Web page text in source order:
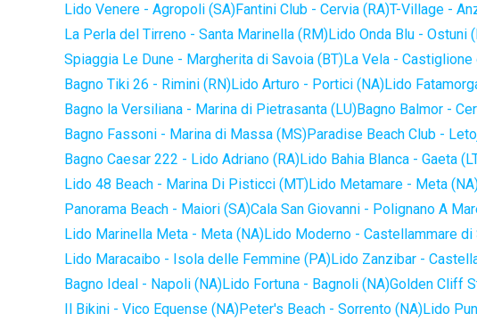
Lido Venere - Agropoli (SA)Fantini Club - Cervia (RA)T-Village -
La Perla del Tirreno - Santa Marinella (RM)Lido Onda Blu - Ostuni
Spiaggia Le Dune - Margherita di Savoia (BT)La Vela - Castiglione
Bagno Tiki 26 - Rimini (RN)Lido Arturo - Portici (NA)Lido
Bagno la Versiliana - Marina di Pietrasanta (LU)Bagno Balmor -
Bagno Fassoni - Marina di Massa (MS)Paradise Beach Club -
Bagno Caesar 222 - Lido Adriano (RA)Lido Bahia Blanca - Gaeta
Lido 48 Beach - Marina Di Pisticci (MT)Lido Metamare - Meta
Panorama Beach - Maiori (SA)Cala San Giovanni - Polignano A
Lido Marinella Meta - Meta (NA)Lido Moderno - Castellammare di
Lido Maracaibo - Isola delle Femmine (PA)Lido Zanzibar -
Bagno Ideal - Napoli (NA)Lido Fortuna - Bagnoli (NA)Golden Cliff
Il Bikini - Vico Equense (NA)Peter's Beach - Sorrento (NA)Lido